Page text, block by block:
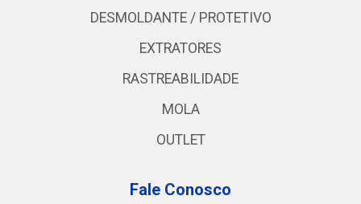
DESMOLDANTE / PROTETIVO
EXTRATORES
RASTREABILIDADE
MOLA
OUTLET
Fale Conosco